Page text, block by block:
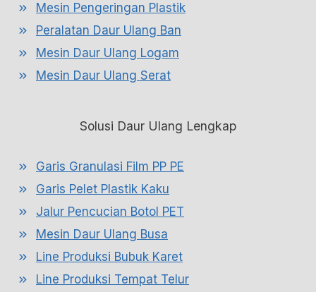
Mesin Pengeringan Plastik
Peralatan Daur Ulang Ban
Mesin Daur Ulang Logam
Mesin Daur Ulang Serat
Solusi Daur Ulang Lengkap
Garis Granulasi Film PP PE
Garis Pelet Plastik Kaku
Jalur Pencucian Botol PET
Mesin Daur Ulang Busa
Line Produksi Bubuk Karet
Line Produksi Tempat Telur